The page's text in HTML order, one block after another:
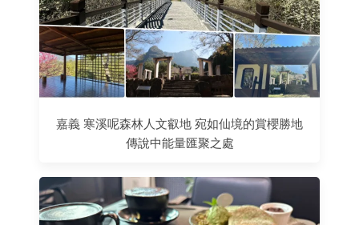
嘉義 寒溪呢森林人文叡地 宛如仙境的賞櫻勝地
傳說中能量匯聚之處